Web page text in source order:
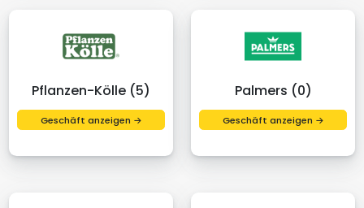
Pflanzen-Kölle (5)
Geschäft anzeigen →
Palmers (0)
Geschäft anzeigen →